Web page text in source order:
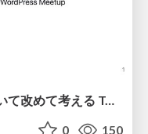
WordPress のサイト制作について改めて考える Toro_Unit / 2026.07.25 @ Shinshu WordPress Meetup
0 150